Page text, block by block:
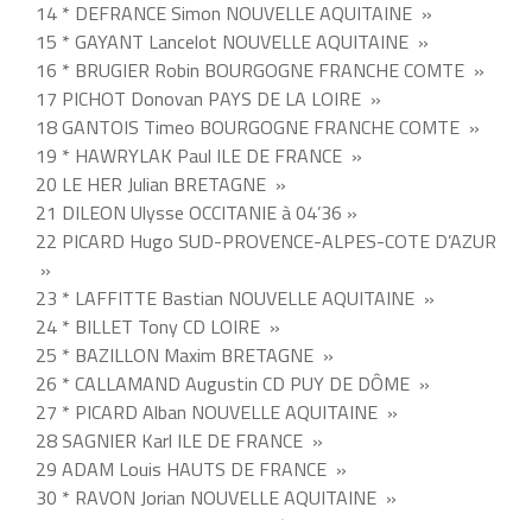
14 * DEFRANCE Simon NOUVELLE AQUITAINE »
15 * GAYANT Lancelot NOUVELLE AQUITAINE »
16 * BRUGIER Robin BOURGOGNE FRANCHE COMTE »
17 PICHOT Donovan PAYS DE LA LOIRE »
18 GANTOIS Timeo BOURGOGNE FRANCHE COMTE »
19 * HAWRYLAK Paul ILE DE FRANCE »
20 LE HER Julian BRETAGNE »
21 DILEON Ulysse OCCITANIE à 04’36 »
22 PICARD Hugo SUD-PROVENCE-ALPES-COTE D’AZUR
»
23 * LAFFITTE Bastian NOUVELLE AQUITAINE »
24 * BILLET Tony CD LOIRE »
25 * BAZILLON Maxim BRETAGNE »
26 * CALLAMAND Augustin CD PUY DE DÔME »
27 * PICARD Alban NOUVELLE AQUITAINE »
28 SAGNIER Karl ILE DE FRANCE »
29 ADAM Louis HAUTS DE FRANCE »
30 * RAVON Jorian NOUVELLE AQUITAINE »